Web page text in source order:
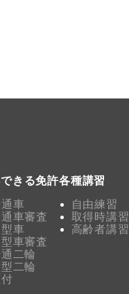
きる免許
車
車審査
車
車審査
二輪
二輪
各種講習
自由練習
取得時講習
高齢者講習